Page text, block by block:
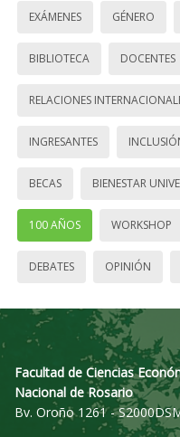
EXÁMENES GÉNERO
BIBLIOTECA DOCENTES
RELACIONES
INGRESANTES
BECAS BIENESTAR
100 AÑOS WORKSHOP
DEBATES OPINIÓN
Facultad de Ciencias
Nacional de Rosario
Bv. Oroño 1261 -